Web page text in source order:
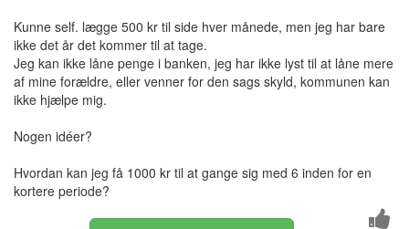
Kunne self. lægge 500 kr til side hver månede, men jeg har bare
ikke det år det kommer til at tage.
Jeg kan ikke låne penge i banken, jeg har ikke lyst til at låne mere
af mine forældre, eller venner for den sags skyld, kommunen kan
ikke hjælpe mig.
Nogen idéer?
Hvordan kan jeg få 1000 kr til at gange sig med 6 inden for en
kortere periode?